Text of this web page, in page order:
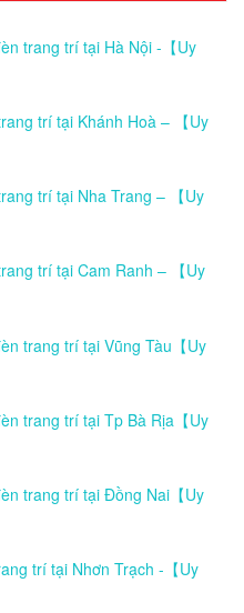
trang trí tại Hà Nội -【Uy
trí tại Khánh Hoà – 【Uy
trí tại Nha Trang – 【Uy
trí tại Cam Ranh – 【Uy
trang trí tại Vũng Tàu【Uy
trang trí tại Tp Bà Rịa【Uy
trang trí tại Đồng Nai【Uy
trí tại Nhơn Trạch -【Uy